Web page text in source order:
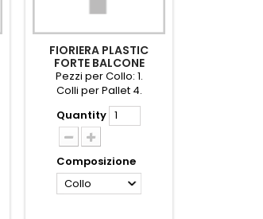
FIORIERA PLASTIC
FORTE BALCONE
C/SUPPORTO CM.60
Pezzi per Collo: 1.
Colli per Pallet 4.
Quantity
Composizione
Collo